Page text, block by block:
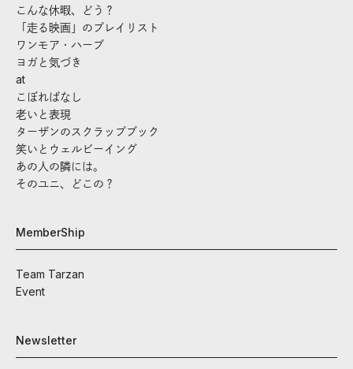
こんな休暇、どう？
「走る映画」のプレイリスト
ワンモア・ハーブ
ヨガと気づき
at
こぼればなし
老いと表現
ターザンのスクラップブック
笑いとウェルビーイング
あの人の隣には。
そのユニ、どこの？
MemberShip
Team Tarzan
Event
Newsletter